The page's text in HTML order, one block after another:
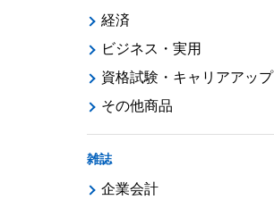
経済
ビジネス・実用
資格試験・キャリアアップ
その他商品
雑誌
企業会計